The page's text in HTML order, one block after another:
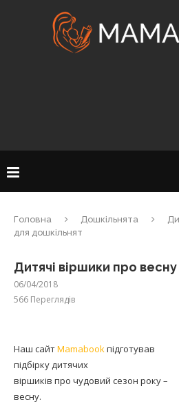
Головна Дошкільнята
для дошкільнят
Дитячі віршики про
06/04/2018
566 Переглядів
Наш сайтMamabookпідготував
підбірку дитячих
віршиків про чудовий сезон року –
весну.